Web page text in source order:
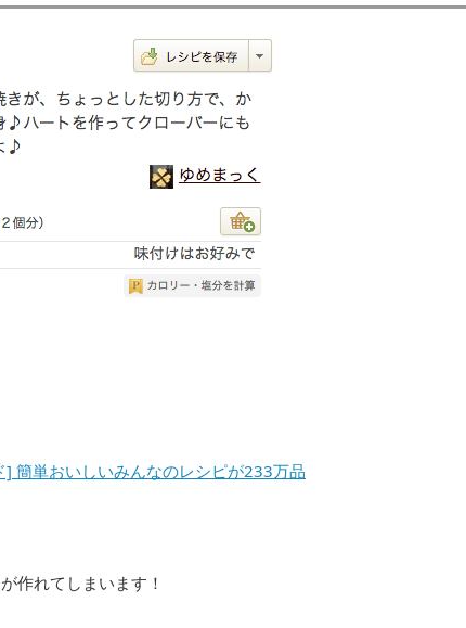
簡単おいしいみんなのレシピが233万品
作れてしまいます！